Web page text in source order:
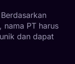
nama PT harus
dan dapat